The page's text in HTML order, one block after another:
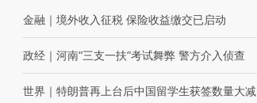
金融 ｜ 境外收入征税 保险收益缴交已启动
政经 ｜ 河南“三支一扶”考试舞弊 警方介入侦查
世界 ｜ 特朗普再上台后中国留学生获签数量大减